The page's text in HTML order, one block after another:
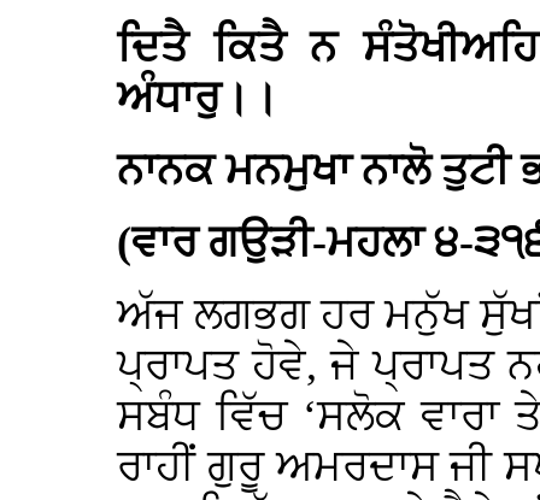
ਦਿਤੈ ਕਿਤੈ ਨ
ਅੰਧਾਰੁ।।
ਨਾਨਕ ਮਨਮੁਖਾ ਨਾਲੋ
(ਵਾਰ ਗਉੜੀ-ਮਹਲਾ ੪-
ਅੱਜ ਲਗਭਗ ਹਰ ਮਨੁੱਖ
ਪ੍ਰਾਪਤ ਹੋਵੇ, ਜੇ ਪ੍ਰਾਪਤ
ਸਬੰਧ ਵਿੱਚ ‘ਸਲੋਕ
ਰਾਹੀਂ ਗੁਰੂ ਅਮਰਦਾਸ ਜੀ